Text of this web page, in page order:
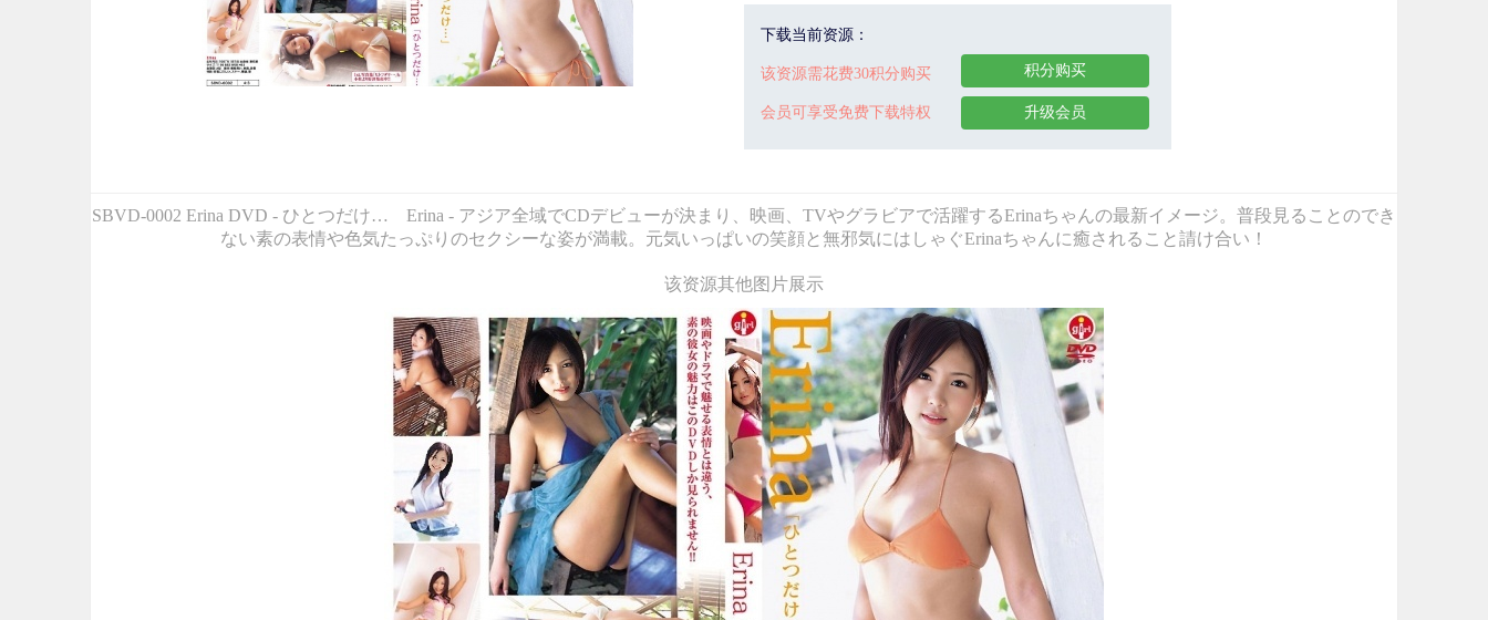
下载当前资源：
该资源需花费30积分购买
会员可享受免费下载特权
积分购买
升级会员
SBVD-0002 Erina DVD - ひとつだけ… Erina - アジア全域でCDデビューが決まり、映画、TVやグラビアで活躍するErinaちゃんの最新イメージ。普段見ることのでき
ない素の表情や色気たっぷりのセクシーな姿が満載。元気いっぱいの笑顔と無邪気にはしゃぐErinaちゃんに癒されること請け合い！
该资源其他图片展示